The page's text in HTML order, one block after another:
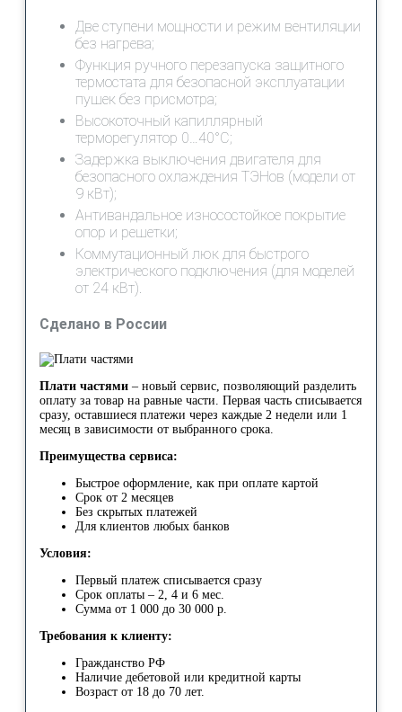
Две ступени мощности и режим вентиляции
без нагрева;
Функция ручного перезапуска защитного
термостата для безопасной эксплуатации
пушек без присмотра;
Высокоточный капиллярный
терморегулятор 0…40°С;
Задержка выключения двигателя для
безопасного охлаждения ТЭНов (модели от
9 кВт);
Антивандальное износостойкое покрытие
опор и решетки;
Коммутационный люк для быстрого
электрического подключения (для моделей
от 24 кВт).
Сделано в России
Плати частями – новый сервис, позволяющий разделить
оплату за товар на равные части. Первая часть списывается
сразу, оставшиеся платежи через каждые 2 недели или 1
месяц в зависимости от выбранного срока.
Преимущества сервиса:
Быстрое оформление, как при оплате картой
Срок от 2 месяцев
Без скрытых платежей
Для клиентов любых банков
Условия:
Первый платеж списывается сразу
Срок оплаты – 2, 4 и 6 мес.
Сумма от 1 000 до 30 000 р.
Требования к клиенту:
Гражданство РФ
Наличие дебетовой или кредитной карты
Возраст от 18 до 70 лет.